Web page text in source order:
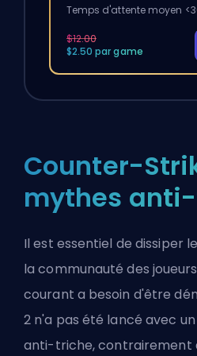
Temps d'attente moyen
$12.00
$2.50 par game
Counter-
mythes
Il est essentiel de dissiper
la communauté des
courant a besoin d'être
2 n'a pas été lancé avec
anti-triche, contrairement